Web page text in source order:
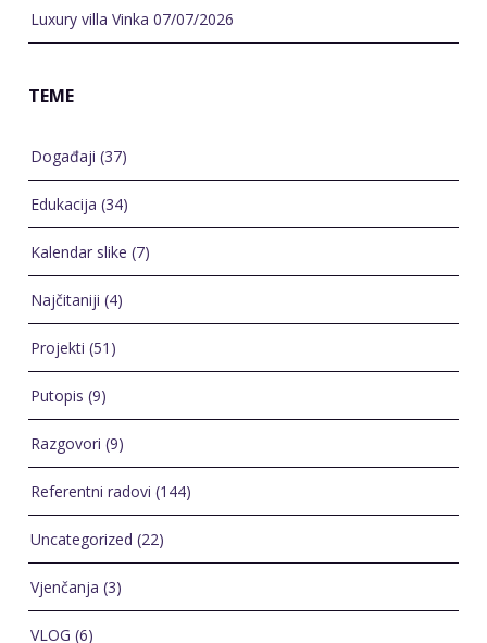
Luxury villa Vinka 07/07/2026
TEME
Događaji (37)
Edukacija (34)
Kalendar slike (7)
Najčitaniji (4)
Projekti (51)
Putopis (9)
Razgovori (9)
Referentni radovi (144)
Uncategorized (22)
Vjenčanja (3)
VLOG (6)